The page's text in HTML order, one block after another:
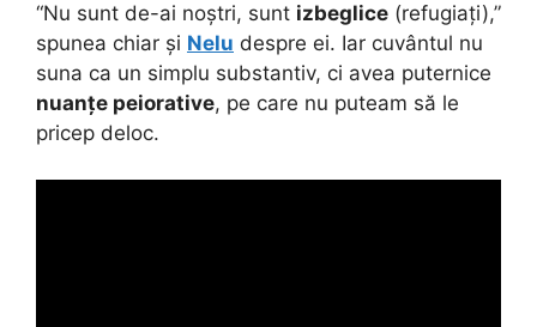
“Nu sunt de-ai noștri, sunt izbeglice (refugiați),”
spunea chiar și Nelu despre ei. Iar cuvântul nu
suna ca un simplu substantiv, ci avea puternice
nuanțe peiorative, pe care nu puteam să le
pricep deloc.